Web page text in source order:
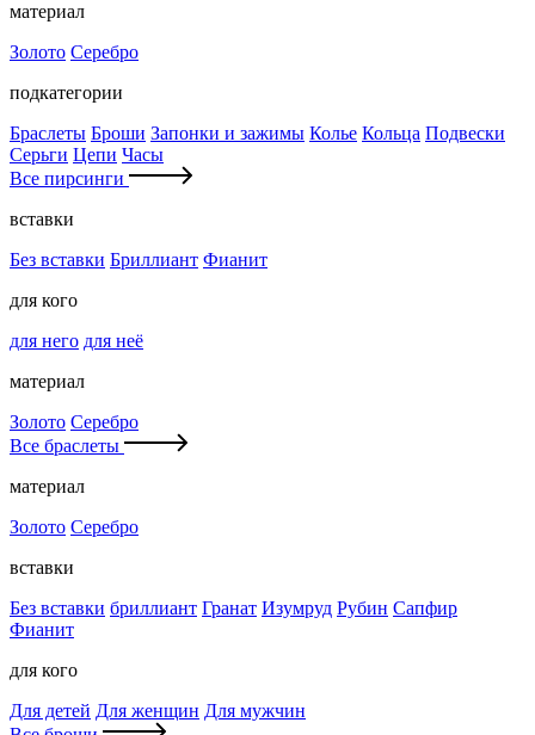
материал
Золото Серебро
подкатегории
Браслеты Броши Запонки и зажимы Колье Кольца Подвески
Серьги Цепи Часы
Все пирсинги
вставки
Без вставки Бриллиант Фианит
для кого
для него для неё
материал
Золото Серебро
Все браслеты
материал
Золото Серебро
вставки
Без вставки бриллиант Гранат Изумруд Рубин Сапфир
Фианит
для кого
Для детей Для женщин Для мужчин